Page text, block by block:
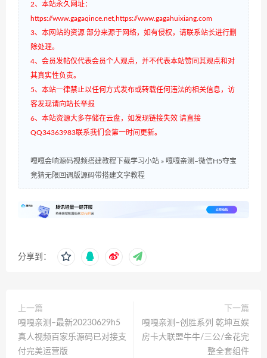
2、本站永久网址：
https://www.gagaqince.net,https://www.gagahuixiang.com
3、本网站的资源 部分来源于网络，如有侵权，请联系站长进行删
除处理。
4、会员发帖仅代表会员个人观点，并不代表本站赞同其观点和对
其真实性负责。
5、本站一律禁止以任何方式发布或转载任何违法的相关信息，访
客发现请向站长举报
6、本站资源大多存储在云盘，如发现链接失效 请直接
QQ34363983联系我们会第一时间更新。
嘎嘎会响源码视频搭建教程下载学习小站 » 嘎嘎亲测–微信H5夺宝
竞猜无限回调版源码带搭建文字教程
分享到：
上一篇
嘎嘎亲测–最新20230629h5
真人视频百家乐源码已对接支
付完美运营版
下一篇
嘎嘎亲测–创胜系列 乾坤互娱
房卡大联盟牛牛/三公/金花完
整全套组件